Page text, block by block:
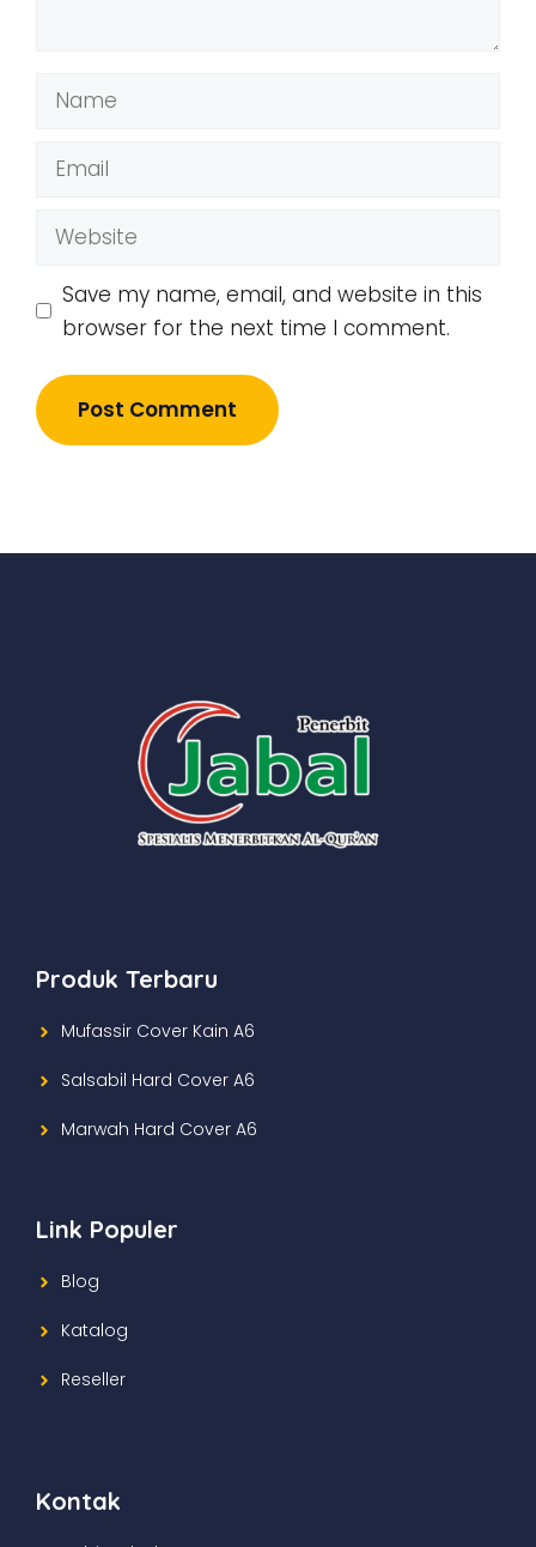
Name
Email
Website
Save my name, email, and website in this
browser for the next time I comment.
Produk Terbaru
Mufassir Cover Kain A6
Salsabil Hard Cover A6
Marwah Hard Cover A6
Link Populer
Blog
Katalog
Reseller
Kontak